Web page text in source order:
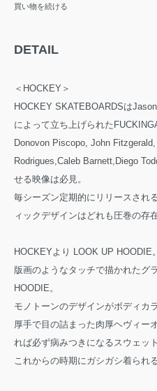
買い物を続ける
DETAIL
＜HOCKEY＞
HOCKEY SKATEBOARDSは
によって立ち上げられた
Donovon Piscopo, John
Rodrigues,Caleb Barnett,Diego
せる映像は必見。
毎シーズン定期的にリリースされ
ィックデザインはどれも圧巻の存
HOCKEYより LOOK UP HOODIE。
版画のようなタッチで描かれたグ
HOODIE。
モノトーンのデザインがボディカ
厚手で目の詰まった肉厚ヘヴィー
れば必ず病みつきになるスウェット
これからの時期にガシガシ着られ